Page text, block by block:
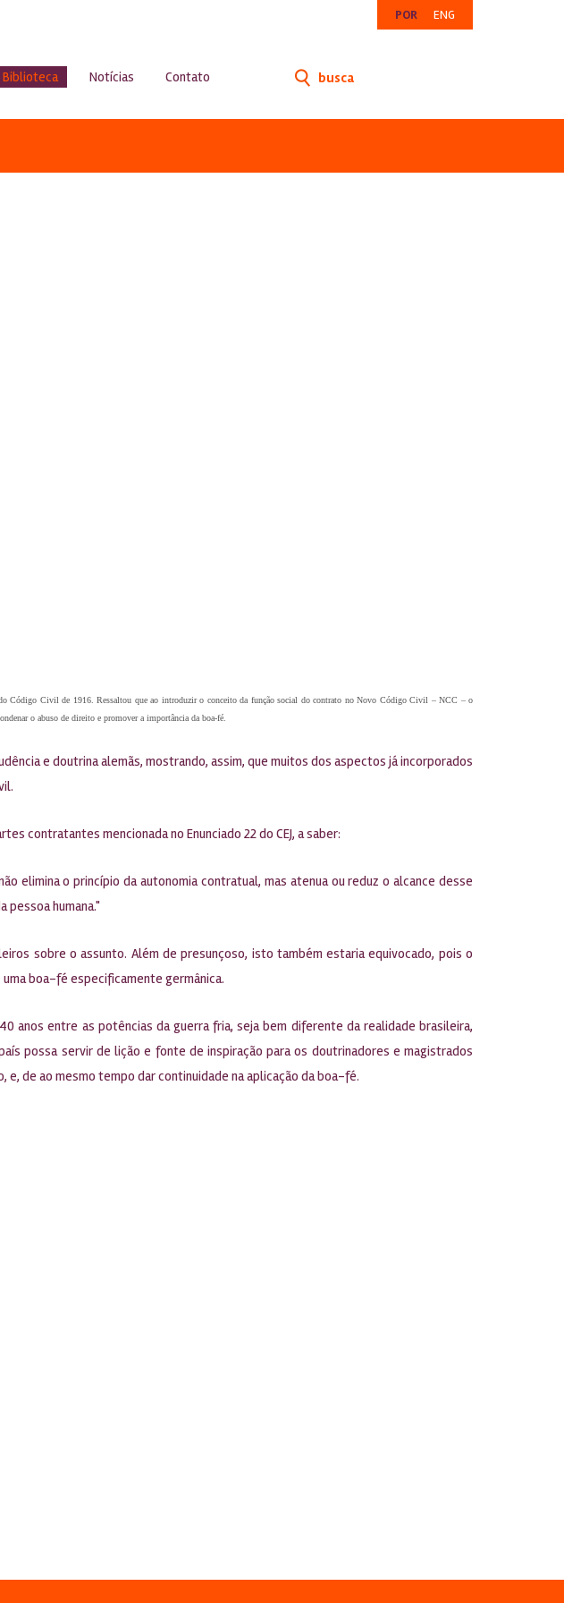
POR ENG
Biblioteca Notícias Contato busca
Código Civil de 1916. Ressaltou que ao introduzir o conceito da função social do contrato no Novo Código Civil – NCC – o
o abuso de direito e promover a importância da boa-fé.
e doutrina alemãs, mostrando, assim, que muitos dos aspectos já incorporados
contratantes mencionada no Enunciado 22 do CEJ, a saber:
elimina o princípio da autonomia contratual, mas atenua ou reduz o alcance desse
humana."
sobre o assunto. Além de presunçoso, isto também estaria equivocado, pois o
boa-fé especificamente germânica.
anos entre as potências da guerra fria, seja bem diferente da realidade brasileira,
possa servir de lição e fonte de inspiração para os doutrinadores e magistrados
de ao mesmo tempo dar continuidade na aplicação da boa-fé.